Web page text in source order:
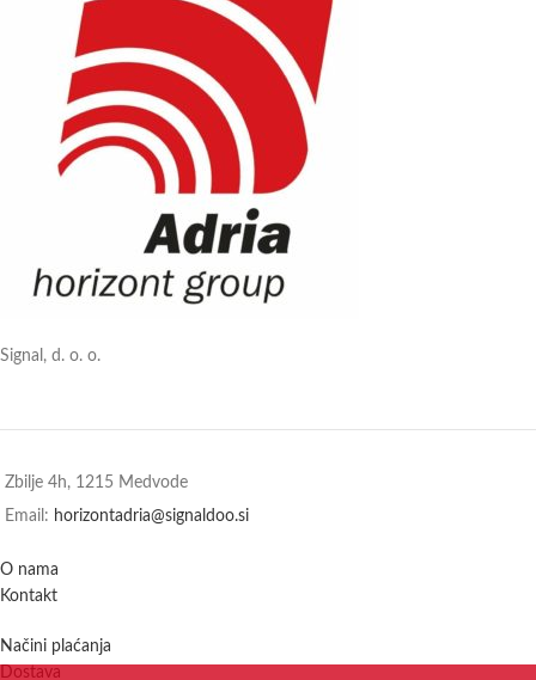
Signal, d. o. o.
Zbilje 4h, 1215 Medvode
Email: horizontadria@signaldoo.si
O nama
Kontakt
Načini plaćanja
Dostava